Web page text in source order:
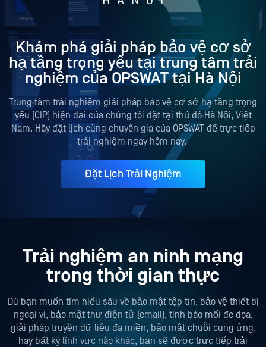
Khám phá giải pháp bảo vệ cơ sở
hạ tầng trọng yếu tại trung tâm trải
nghiệm của OPSWAT tại Hà Nội
Trung tâm trải nghiệm giải pháp bảo vệ cơ sở hạ tầng trọng
yếu (CIP) hiện đại của chúng tôi đặt tại thủ đô Hà Nội, Việt
Nam. Hãy đặt lịch cùng chuyên gia của OPSWAT để trực tiếp
trải nghiệm ngay hôm nay.
Đặt Lịch Trải Nghiệm
Trải nghiệm an ninh mạng
trong thời gian thực
Dù bạn muốn tìm hiểu sâu về bảo mật tệp tin, bảo vệ thiết bị
ngoại vi, bảo mật thư điện tử (email), tình báo mối đe dọa,
giải pháp truyền dữ liệu đa miền, bảo mật chuỗi cung ứng,
hay bất kỳ lĩnh vực nào khác, bạn sẽ được trực tiếp trải